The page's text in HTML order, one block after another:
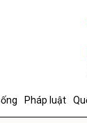
Pháp luật
Gửi